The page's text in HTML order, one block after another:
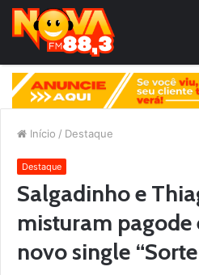
Início / Destaque
Destaque
Salgadinho e
misturam pagode
novo single